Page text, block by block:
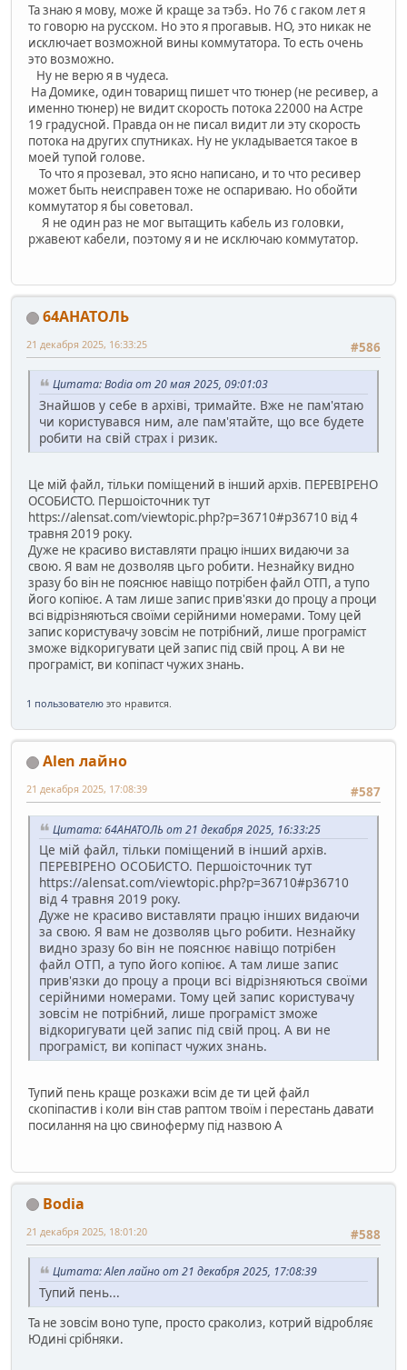
Та знаю я мову, може й краще за тэбэ. Но 76 с гаком лет я
то говорю на русском. Но это я прогавыв. НО, это никак не
исключает возможной вины коммутатора. То есть очень
это возможно.
Ну не верю я в чудеса.
На Домике, один товарищ пишет что тюнер (не ресивер, а
именно тюнер) не видит скорость потока 22000 на Астре
19 градусной. Правда он не писал видит ли эту скорость
потока на других спутниках. Ну не укладывается такое в
моей тупой голове.
То что я прозевал, это ясно написано, и то что ресивер
может быть неисправен тоже не оспариваю. Но обойти
коммутатор я бы советовал.
Я не один раз не мог вытащить кабель из головки,
ржавеют кабели, поэтому я и не исключаю коммутатор.
64АНАТОЛЬ
#586
21 декабря 2025, 16:33:25
Цитата: Bodia от 20 мая 2025, 09:01:03
Знайшов у себе в архіві, тримайте. Вже не пам'ятаю
чи користувався ним, але пам'ятайте, що все будете
робити на свій страх і ризик.
Це мій файл, тільки поміщений в інший архів. ПЕРЕВІРЕНО
ОСОБИСТО. Першоісточник тут
https://alensat.com/viewtopic.php?p=36710#p36710 від 4
травня 2019 року.
Дуже не красиво виставляти працю інших видаючи за
свою. Я вам не дозволяв цьго робити. Незнайку видно
зразу бо він не пояснює навіщо потрібен файл ОТП, а тупо
його копіює. А там лише запис прив'язки до процу а проци
всі відрізняються своїми серійними номерами. Тому цей
запис користувачу зовсім не потрібний, лише програміст
зможе відкоригувати цей запис під свій проц. А ви не
програміст, ви копіпаст чужих знань.
1 пользователю это нравится.
Alen лайно
#587
21 декабря 2025, 17:08:39
Цитата: 64АНАТОЛЬ от 21 декабря 2025, 16:33:25
Це мій файл, тільки поміщений в інший архів.
ПЕРЕВІРЕНО ОСОБИСТО. Першоісточник тут
https://alensat.com/viewtopic.php?p=36710#p36710
від 4 травня 2019 року.
Дуже не красиво виставляти працю інших видаючи
за свою. Я вам не дозволяв цьго робити. Незнайку
видно зразу бо він не пояснює навіщо потрібен
файл ОТП, а тупо його копіює. А там лише запис
прив'язки до процу а проци всі відрізняються своїми
серійними номерами. Тому цей запис користувачу
зовсім не потрібний, лише програміст зможе
відкоригувати цей запис під свій проц. А ви не
програміст, ви копіпаст чужих знань.
Тупий пень краще розкажи всім де ти цей файл
скопіпастив і коли він став раптом твоїм і перестань давати
посилання на цю свиноферму під назвою А
Bodia
#588
21 декабря 2025, 18:01:20
Цитата: Alen лайно от 21 декабря 2025, 17:08:39
Тупий пень...
Та не зовсім воно тупе, просто сраколиз, котрий відробляє
Юдині срібняки.